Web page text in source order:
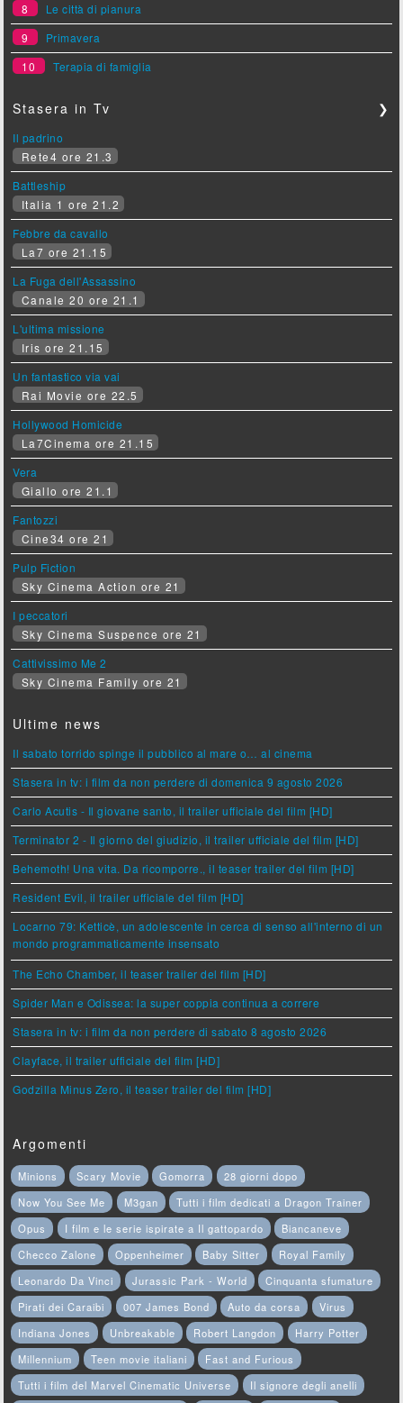
8
Le città di pianura
9
Primavera
10
Terapia di famiglia
Stasera in Tv ❯
Il padrino
Rete4 ore 21.3
Battleship
Italia 1 ore 21.2
Febbre da cavallo
La7 ore 21.15
La Fuga dell'Assassino
Canale 20 ore 21.1
L'ultima missione
Iris ore 21.15
Un fantastico via vai
Rai Movie ore 22.5
Hollywood Homicide
La7Cinema ore 21.15
Vera
Giallo ore 21.1
Fantozzi
Cine34 ore 21
Pulp Fiction
Sky Cinema Action ore 21
I peccatori
Sky Cinema Suspence ore 21
Cattivissimo Me 2
Sky Cinema Family ore 21
Ultime news
Il sabato torrido spinge il pubblico al mare o… al cinema
Stasera in tv: i film da non perdere di domenica 9 agosto 2026
Carlo Acutis - Il giovane santo, il trailer ufficiale del film [HD]
Terminator 2 - Il giorno del giudizio, il trailer ufficiale del film [HD]
Behemoth! Una vita. Da ricomporre., il teaser trailer del film [HD]
Resident Evil, il trailer ufficiale del film [HD]
Locarno 79: Ketticè, un adolescente in cerca di senso all'interno di un
mondo programmaticamente insensato
The Echo Chamber, il teaser trailer del film [HD]
Spider Man e Odissea: la super coppia continua a correre
Stasera in tv: i film da non perdere di sabato 8 agosto 2026
Clayface, il trailer ufficiale del film [HD]
Godzilla Minus Zero, il teaser trailer del film [HD]
Argomenti
Minions Scary Movie Gomorra
28 giorni dopo
Now You See Me
M3gan
Tutti i film dedicati a Dragon Trainer
Opus
I film e le serie ispirate a Il gattopardo
Biancaneve
Checco Zalone
Oppenheimer Baby Sitter
Royal Family
Leonardo Da Vinci
Jurassic Park - World
Cinquanta sfumature
Pirati dei Caraibi
007 James Bond Auto da corsa
Virus
Indiana Jones
Unbreakable Robert Langdon
Harry Potter
Millennium
Teen movie italiani
Fast and Furious
Tutti i film del Marvel Cinematic Universe
Il signore degli anelli